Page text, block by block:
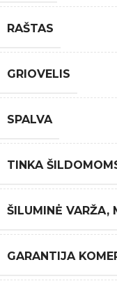
RAŠTAS
GRIOVELIS
SPALVA
TINKA
ŠILUMINĖ VARŽA,
GARANTIJA